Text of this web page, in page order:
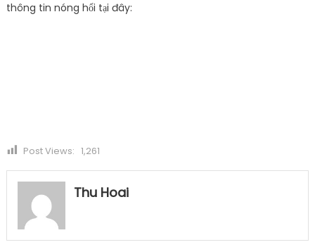
thông tin nóng hổi tại đây:
Post Views: 1,261
Thu Hoai